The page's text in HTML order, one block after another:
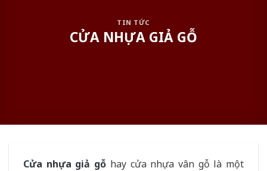
TIN TỨC
CỬA NHỰA GIẢ GỖ
Cửa nhựa giả gỗ hay cửa nhựa vân gỗ là một